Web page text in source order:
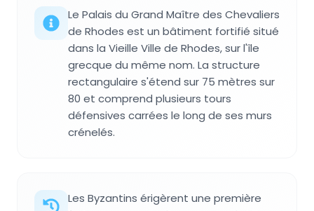
Le Palais du Grand Maître des Chevaliers
de Rhodes est un bâtiment fortifié situé
dans la Vieille Ville de Rhodes, sur l'île
grecque du même nom. La structure
rectangulaire s'étend sur 75 mètres sur
80 et comprend plusieurs tours
défensives carrées le long de ses murs
crénelés.
Les Byzantins érigèrent une première